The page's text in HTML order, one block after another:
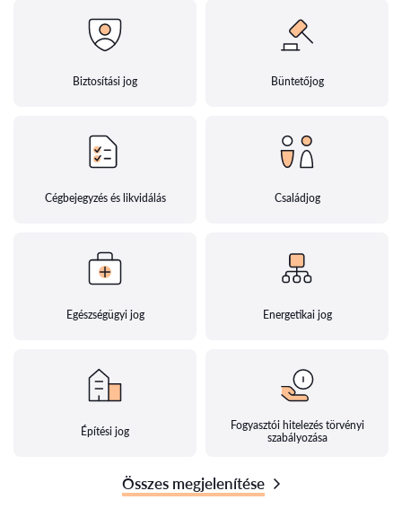
Biztosítási jog Büntetőjog
Cégbejegyzés és likvidálás Családjog
Egészségügyi jog Energetikai jog
Építési jog
Fogyasztói hitelezés törvényi
szabályozása
Összes megjelenítése